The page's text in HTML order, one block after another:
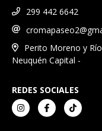
299 442 6642
Perito Moreno y
Neuquén Capital -
REDES SOCIALES